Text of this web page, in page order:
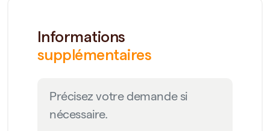
Informations
supplémentaires